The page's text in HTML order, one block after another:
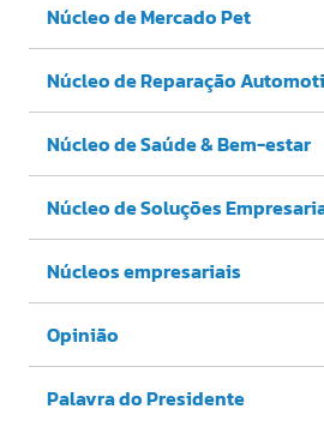
Núcleo de Mercado Pet
Núcleo de Reparação
Núcleo de Saúde & Bem-estar
Núcleo de Soluções
Núcleos empresariais
Opinião
Palavra do Presidente